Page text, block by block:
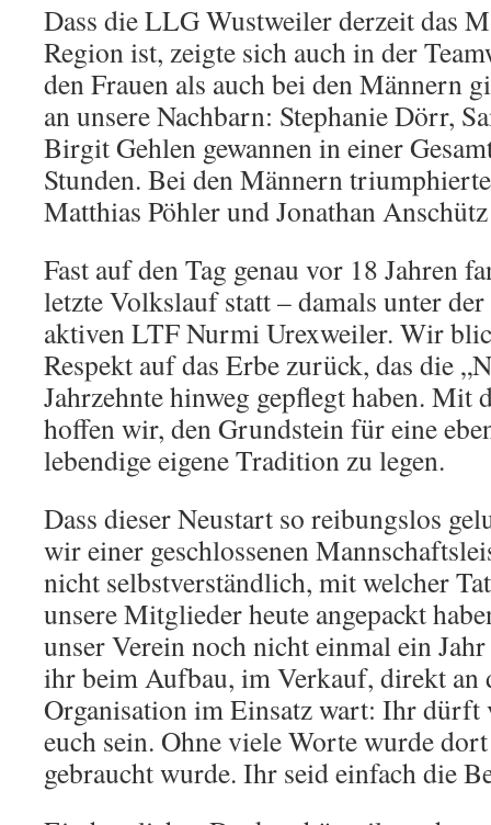
Dass die LLG Wustweiler derzeit das
Region ist, zeigte sich auch in der
den Frauen als auch bei den Männern
an unsere Nachbarn: Stephanie Dörr,
Birgit Gehlen gewannen in einer
Stunden. Bei den Männern
Matthias Pöhler und Jonathan
Fast auf den Tag genau vor 18 Jahren
letzte Volkslauf statt – damals unter
aktiven LTF Nurmi Urexweiler. Wir
Respekt auf das Erbe zurück, das die
Jahrzehnte hinweg gepflegt haben. Mit
hoffen wir, den Grundstein für eine
lebendige eigene Tradition zu legen.
Dass dieser Neustart so reibungslos
wir einer geschlossenen
nicht selbstverständlich, mit welcher
unsere Mitglieder heute angepackt
unser Verein noch nicht einmal ein
ihr beim Aufbau, im Verkauf, direkt an
Organisation im Einsatz wart: Ihr dürft
euch sein. Ohne viele Worte wurde
gebraucht wurde. Ihr seid einfach die